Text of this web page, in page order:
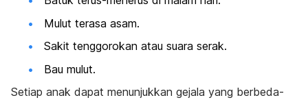
Mulut terasa asam.
Sakit tenggorokan atau suara serak.
Bau mulut.
Setiap anak dapat menunjukkan gejala yang berbeda-